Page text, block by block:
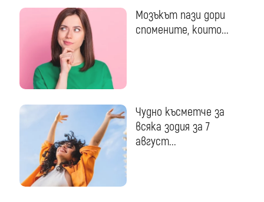
Мозъкът пази дори
спомените, които...
Чудно късметче за
всяка зодия за 7
август...